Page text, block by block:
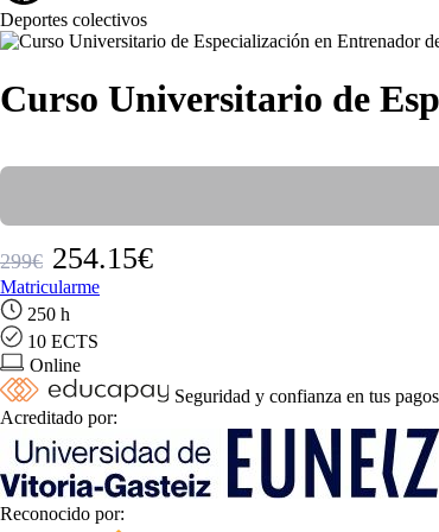
Deportes colectivos
Curso Universitario de
299€ 254.15€
Matricularme
250 h
10 ECTS
Online
Seguridad y confianza en tus
Acreditado por:
Reconocido por: